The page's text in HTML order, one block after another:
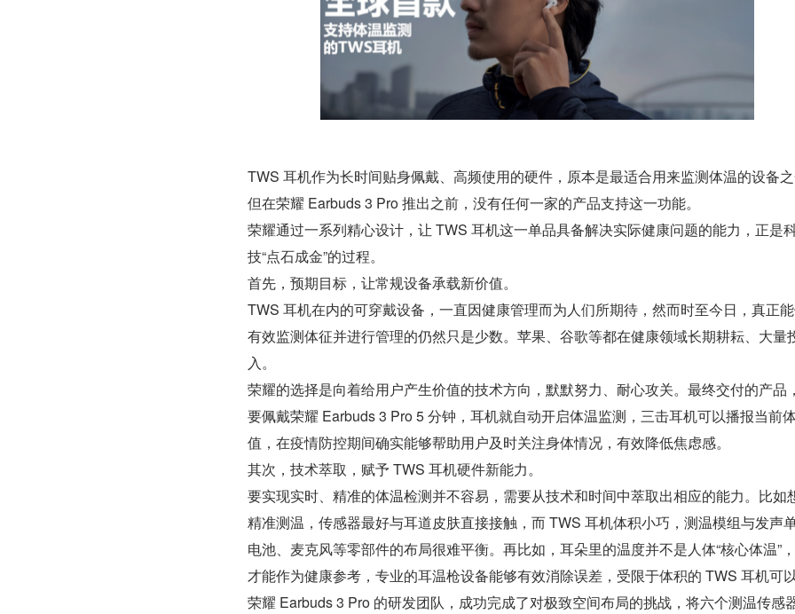
TWS 耳机作为长时间贴身佩戴、高频使用的硬件，原本是最适合用来监测体温的设备之
但在荣耀 Earbuds 3 Pro 推出之前，没有任何一家的产品支持这一功能。
荣耀通过一系列精心设计，让 TWS 耳机这一单品具备解决实际健康问题的能力，正是
技“点石成金”的过程。
首先，预期目标，让常规设备承载新价值。
TWS 耳机在内的可穿戴设备，一直因健康管理而为人们所期待，然而时至今日，真正
有效监测体征并进行管理的仍然只是少数。苹果、谷歌等都在健康领域长期耕耘、大量
入。
荣耀的选择是向着给用户产生价值的技术方向，默默努力、耐心攻关。最终交付的产品
要佩戴荣耀 Earbuds 3 Pro 5 分钟，耳机就自动开启体温监测，三击耳机可以播报当前
值，在疫情防控期间确实能够帮助用户及时关注身体情况，有效降低焦虑感。
其次，技术萃取，赋予 TWS 耳机硬件新能力。
要实现实时、精准的体温检测并不容易，需要从技术和时间中萃取出相应的能力。比如
精准测温，传感器最好与耳道皮肤直接接触，而 TWS 耳机体积小巧，测温模组与发声单
电池、麦克风等零部件的布局很难平衡。再比如，耳朵里的温度并不是人体“核心体温”
才能作为健康参考，专业的耳温枪设备能够有效消除误差，受限于体积的 TWS 耳机可
荣耀 Earbuds 3 Pro 的研发团队，成功完成了对极致空间布局的挑战，将六个测温传感